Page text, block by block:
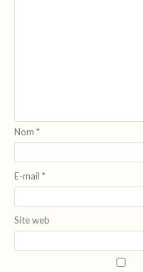
Nom *
E-mail *
Site web